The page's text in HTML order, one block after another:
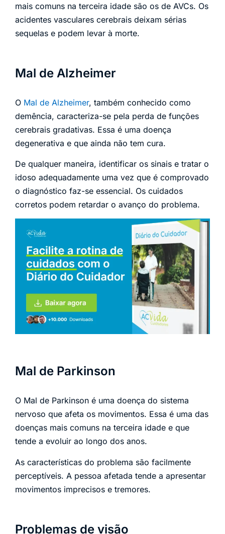
mais comuns na terceira idade são os de AVCs. Os
acidentes vasculares cerebrais deixam sérias
sequelas e podem levar à morte.
Mal de Alzheimer
O Mal de Alzheimer, também conhecido como
demência, caracteriza-se pela perda de funções
cerebrais gradativas. Essa é uma doença
degenerativa e que ainda não tem cura.
De qualquer maneira, identificar os sinais e tratar o
idoso adequadamente uma vez que é comprovado
o diagnóstico faz-se essencial. Os cuidados
corretos podem retardar o avanço do problema.
Mal de Parkinson
O Mal de Parkinson é uma doença do sistema
nervoso que afeta os movimentos. Essa é uma das
doenças mais comuns na terceira idade e que
tende a evoluir ao longo dos anos.
As características do problema são facilmente
perceptíveis. A pessoa afetada tende a apresentar
movimentos imprecisos e tremores.
Problemas de visão